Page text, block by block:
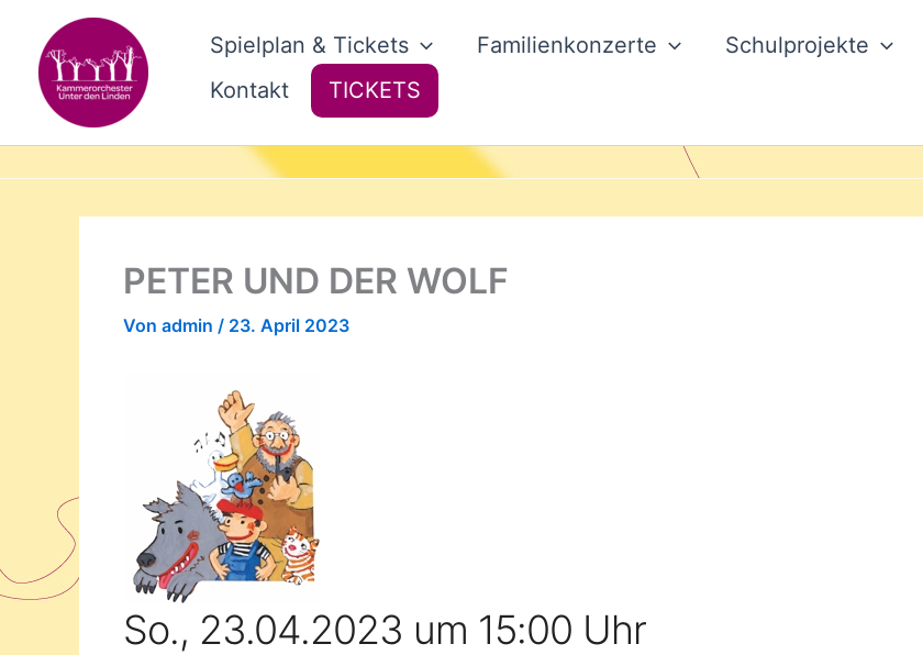
springen
Spielplan & Tickets Familienkonzerte Schulprojekte
Kontakt
TICKETS
PETER UND DER WOLF
Von admin / 23. April 2023
So., 23.04.2023 um 15:00 Uhr